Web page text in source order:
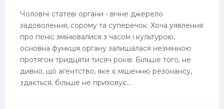
Чоловічі статеві органи - вічне джерело
задоволення, сорому та суперечок. Хоча уявлення
про пеніс змінювалися з часом і культурою,
основна функція органу залишалася незмінною
протягом тридцяти тисяч років. Більше того, не
дивно, що агентство, яке є мішенню резонансу,
здається, більше не приховує...